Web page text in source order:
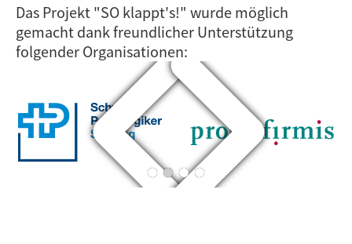
Das Projekt "SO klappt's!" wurde möglich
gemacht dank freundlicher Unterstützung
folgender Organisationen: